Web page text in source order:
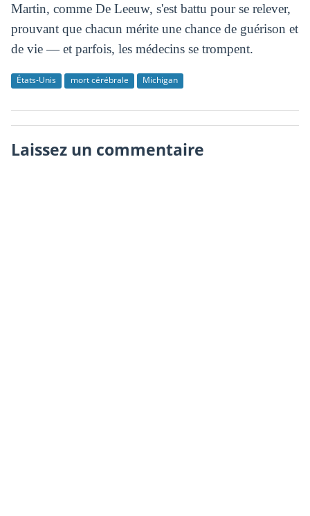
Martin, comme De Leeuw, s'est battu pour se relever,
prouvant que chacun mérite une chance de guérison et
de vie — et parfois, les médecins se trompent.
États-Unis mort cérébrale Michigan
Laissez un commentaire